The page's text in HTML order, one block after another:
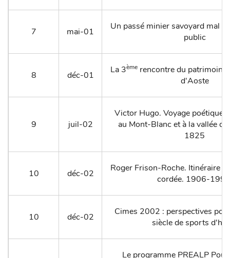
7 mai-01
Un passé minier savoyard mal
public
8 déc-01 La 3èmerencontre du patrimoine
d'Aoste
9 juil-02
Victor Hugo. Voyage poétique
au Mont-Blanc et à la vallée
1825
10 déc-02
Roger Frison-Roche. Itinéraire
cordée. 1906-
10 déc-02
Cimes 2002 : perspectives
siècle de sports
Le programme PREALP